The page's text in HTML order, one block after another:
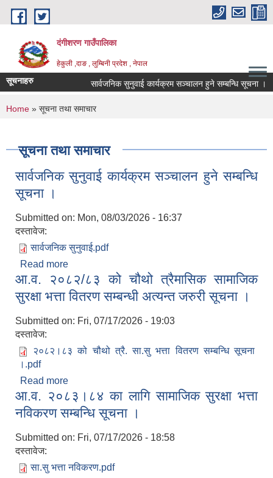
Skip to main content
दंगीशरण गाउँपालिका
हेकुली ,दाङ , लुम्बिनी प्रदेश , नेपाल
सूचनाहरु सार्वजनिक सुनुवाई कार्यक्रम सञ्चालन हुने सम्बन्धि सूचना ।
You are here
Home » सूचना तथा समाचार
सूचना तथा समाचार
सार्वजनिक सुनुवाई कार्यक्रम सञ्चालन हुने सम्बन्धि
सूचना ।
Submitted on: Mon, 08/03/2026 - 16:37
दस्तावेज:
सार्वजनिक सुनुवाई.pdf
Read more
सूचना ।
आ.व. २०८२/८३ को चौथो त्रैमासिक सामाजिक
सुरक्षा भत्ता वितरण सम्बन्धी अत्यन्त जरुरी सूचना ।
Submitted on: Fri, 07/17/2026 - 19:03
दस्तावेज:
२०८२।८३ को चौथो त्रै. सा.सु भत्ता वितरण सम्बन्धि सूचना
।.pdf
Read more
सुरक्षा भत्ता वितरण सम्बन्धी अत्यन्त जरुरी सूचना ।
आ.व. २०८३।८४ का लागि सामाजिक सुरक्षा भत्ता
नविकरण सम्बन्धि सूचना ।
Submitted on: Fri, 07/17/2026 - 18:58
दस्तावेज:
सा.सु भत्ता नविकरण.pdf